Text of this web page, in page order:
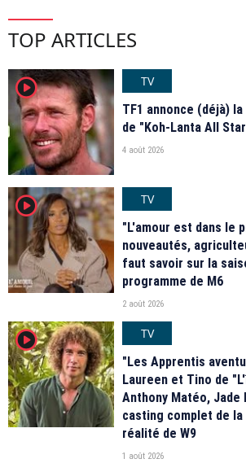
TOP ARTICLES
player2
TV
TF1 annonce (déjà)
de "Koh-Lanta All
4 août 2026
player2
TV
"L'amour est dans le
nouveautés,
faut savoir sur la
programme de M6
2 août 2026
player2
TV
"Les Apprentis
Laureen et Tino de
Anthony Matéo, Jade
casting complet de
réalité de W9
1 août 2026